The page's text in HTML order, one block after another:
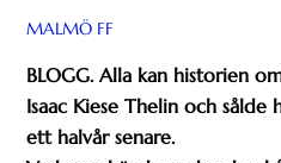
MALMÖ FF
BLOGG. Alla kan historien
Isaac Kiese Thelin och
ett halvår senare.